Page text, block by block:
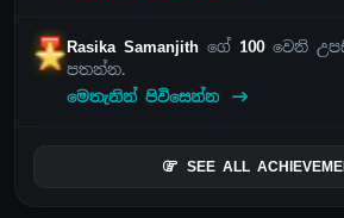
Rasika Samanjithගේ 100වෙනි
පතන්න.
මෙතැනින් පිවිසෙන්න
SEE ALL